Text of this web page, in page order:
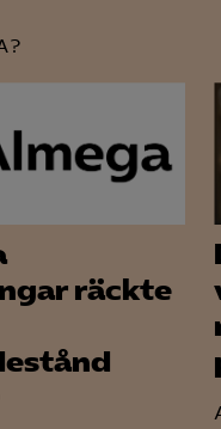
Clarity
cookies
cookies används för att
räckte